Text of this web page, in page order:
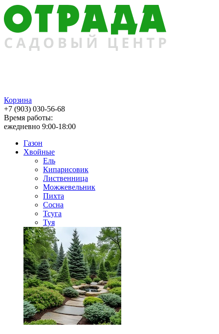
Корзина
+7 (903) 030-56-68
Время работы:
ежедневно 9:00-18:00
Газон
Хвойные
Ель
Кипарисовик
Лиственница
Можжевельник
Пихта
Сосна
Тсуга
Туя